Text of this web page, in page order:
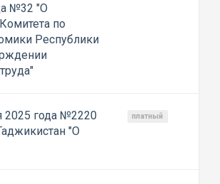
№32 "О
по
Республики
2025 года №2220
"О
платный